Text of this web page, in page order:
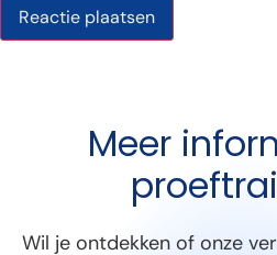
Meer
Wil je ontdekken of onze